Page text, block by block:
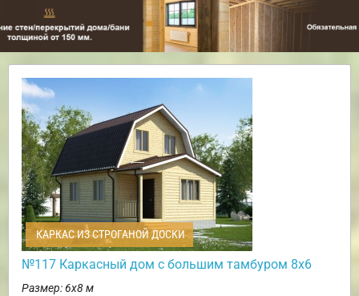
КАРКАС ИЗ СТРОГАНОЙ ДОСКИ
№117 Каркасный дом с большим тамбуром 8х6
Размер: 6х8 м